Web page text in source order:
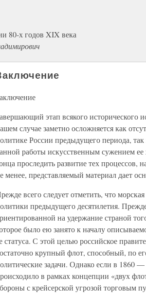
80-х годов XIX века
этап всякого
случае заметно осложняется как
России предыдущего периода,
работы искусственным сужением
проследить развитие тех
менее, представляемый материал дает
всего следует отметить, что
предыдущего десятилетия.
на удержание страной
было ею занято к началу
статуса. С этой целью российское
крупный флот, способный, по
задачи. Однако если в 1860
в рамках концепции «двух
с крейсерской угрозой торговым